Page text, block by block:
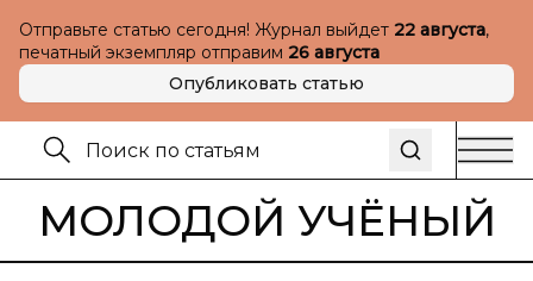
Отправьте статью сегодня! Журнал выйдет 22 августа,
печатный экземпляр отправим 26 августа
Опубликовать статью
МОЛОДОЙ УЧЁНЫЙ